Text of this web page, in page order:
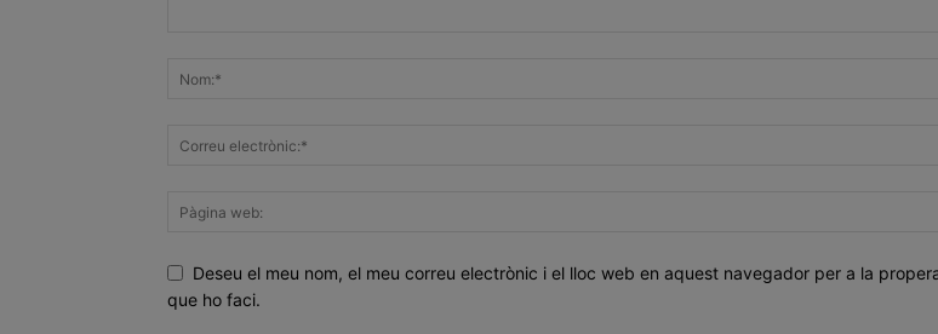
Deseu el meu nom, el meu correu electrònic i el lloc web en aquest navegador per a la
que ho faci.